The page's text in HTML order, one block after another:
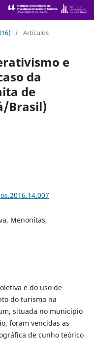
/ Artículos
e
da
de
Brasil)
Menonitas,
e do uso de
do turismo na
situada no município
foram vencidas as
de cunho teórico